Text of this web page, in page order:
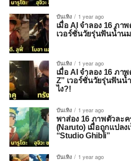
บันเทิง 1 year ago
เมื่อ AI จำลอง 16 ภา
เวอร์ชั่นวัยรุ่นฟันน้ำน
บันเทิง 1 year ago
เมื่อ AI จำลอง 16 ภา
Z” เวอร์ชั่นวัยรุ่นฟันน้
ไง?!
บันเทิง 1 year ago
พาส่อง 16 ภาพตัวละ
(Naruto) เมื่อถูกแปลง
“Studio Ghibli”
บันเทิง 1 year ago